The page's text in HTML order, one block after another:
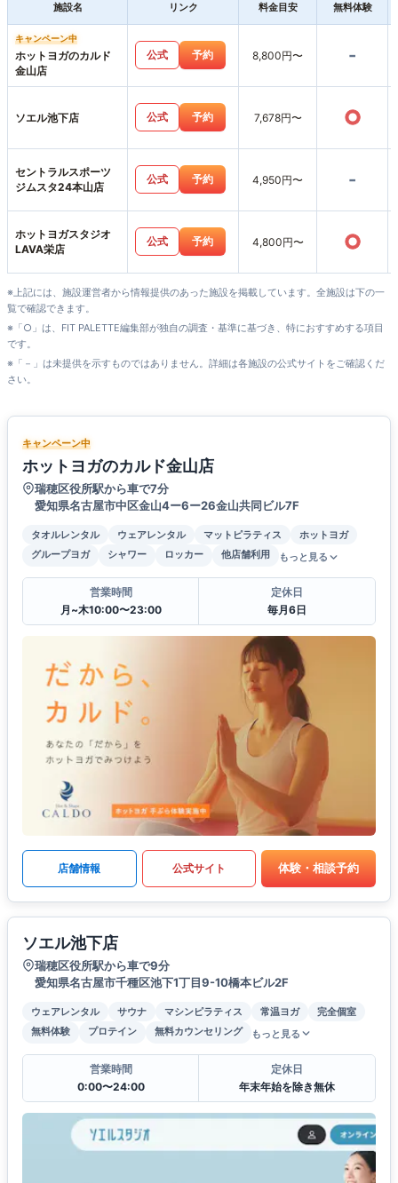
施設名 リンク 料金目安 無料体験
キャンペーン中
ホットヨガのカルド
金山店
公式 予約 8,800円〜 -
ソエル池下店 公式 予約 7,678円〜 ○
セントラルスポーツ
ジムスタ24本山店
公式 予約 4,950円〜 -
ホットヨガスタジオ
LAVA栄店
公式 予約 4,800円〜 ○
※上記には、施設運営者から情報提供のあった施設を掲載しています。全施設は下の一
覧で確認できます。
※「○」は、FIT PALETTE編集部が独自の調査・基準に基づき、特におすすめする項目
です。
※「－」は未提供を示すものではありません。詳細は各施設の公式サイトをご確認くだ
さい。
キャンペーン中
ホットヨガのカルド金山店
瑞穂区役所駅から車で7分
愛知県名古屋市中区金山4ー6ー26金山共同ビル7F
タオルレンタル ウェアレンタル マットピラティス
ホットヨガ
グループヨガ
シャワー ロッカー 他店舗利用 もっと見る
営業時間
月~木10:00〜23:00
定休日
毎月6日
店舗情報 公式サイト 体験・相談予約
ソエル池下店
瑞穂区役所駅から車で9分
愛知県名古屋市千種区池下1丁目9-10橋本ビル2F
ウェアレンタル サウナ マシンピラティス 常温ヨガ
完全個室
無料体験
プロテイン 無料カウンセリング もっと見る
営業時間
0:00〜24:00
定休日
年末年始を除き無休